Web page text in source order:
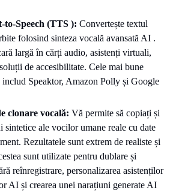
to-Speech (TTS ): Convertește textul
folosind sinteza vocală avansată AI .
largă în cărți audio, asistenți virtuali,
de accesibilitate. Cele mai bune
Speaktor, Amazon Polly și Google
clonare vocală: Vă permite să copiați și
sintetice ale vocilor umane reale cu date
Rezultatele sunt extrem de realiste și
sunt utilizate pentru dublare și
reînregistrare, personalizarea asistenților
AI și crearea unei narațiuni generate AI